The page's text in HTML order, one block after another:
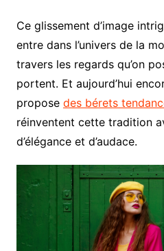
Ce glissement d’image
entre dans l’univers de la
travers les regards qu’on
portent. Et aujourd’hui
propose des bérets
réinventent cette tradition
d’élégance et d’audace.